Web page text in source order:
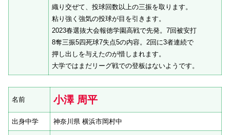
織り交ぜて、投球回数以上の三振を取ります。
粘り強く強気の投球が目を引きます。
2023春選抜大会報徳学園高戦で先発。7回被安打
8奪三振5四死球7失点5の内容。2回に3者連続で
押し出しを与えたのが惜しまれます。
大学ではまだリーグ戦での登板はないようです。
名前 小澤 周平
出身中学 神奈川県 横浜市岡村中